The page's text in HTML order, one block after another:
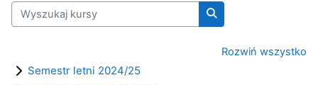
Wyszukaj kursy
Wyszukaj kursy
Rozwiń wszystko
Semestr letni 2024/25